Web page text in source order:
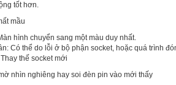
tốt hơn.
mầu
hình chuyển sang một màu duy nhất.
Có thể do lỗi ở bộ phận socket, hoặc quá trình
thế socket mới
nhìn nghiêng hay soi đèn pin vào mới thấy